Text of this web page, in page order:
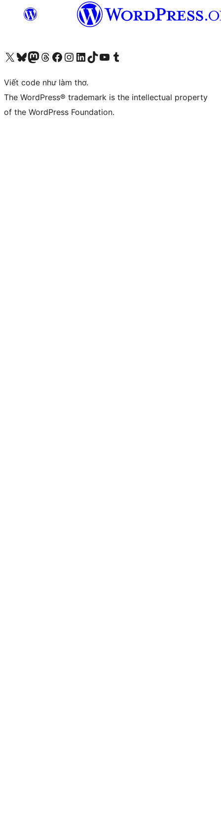
Truy cập tài khoản X (trước đây là Twitter) của chúng tôiVisit our Bluesky account
Visit our Mastodon account
Visit our Threads account
Xem trang Facebook của chúng tôiTruy cập tài khoản Instagram của chúng tôiTruy cập tài khoản LinkedIn của chúng tôiVisit our TikTok account
Truy cập kênh YouTube của chúng tôi Visit our Tumblr account
Viết code như làm thơ.
The WordPress® trademark is the intellectual property
of the WordPress Foundation.